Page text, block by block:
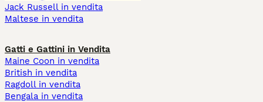
Jack Russell in vendita
Maltese in vendita
Gatti e Gattini in Vendita
Maine Coon in vendita
British in vendita
Ragdoll in vendita
Bengala in vendita